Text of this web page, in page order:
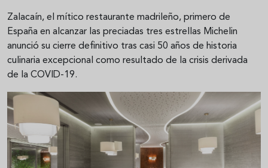
Zalacaín, el mítico restaurante madrileño, primero de
España en alcanzar las preciadas tres estrellas Michelin
anunció su cierre definitivo tras casi 50 años de historia
culinaria excepcional como resultado de la crisis derivada
de la COVID-19.